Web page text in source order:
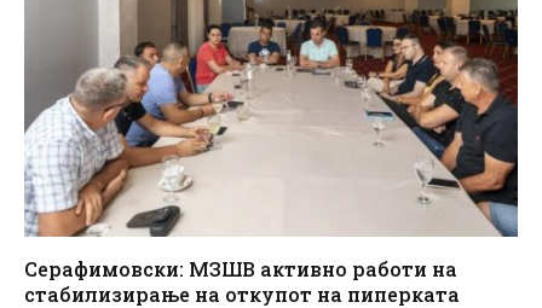
Серафимовски: МЗШВ активно работи на
стабилизирање на откупот на пиперката